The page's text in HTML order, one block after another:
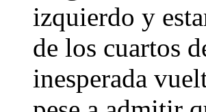
izquierdo y
de los cuartos
inesperada